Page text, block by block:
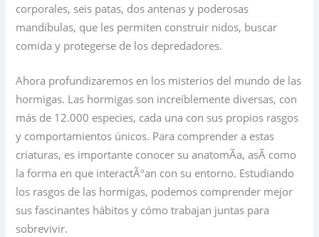
corporales, seis patas, dos antenas y poderosas
mandíbulas, que les permiten construir nidos, buscar
comida y protegerse de los depredadores.
Ahora profundizaremos en los misterios del mundo de las
hormigas. Las hormigas son increíblemente diversas, con
más de 12.000 especies, cada una con sus propios rasgos
y comportamientos únicos. Para comprender a estas
criaturas, es importante conocer su anatomÃa, asÃ como
la forma en que interactÃºan con su entorno. Estudiando
los rasgos de las hormigas, podemos comprender mejor
sus fascinantes hábitos y cómo trabajan juntas para
sobrevivir.